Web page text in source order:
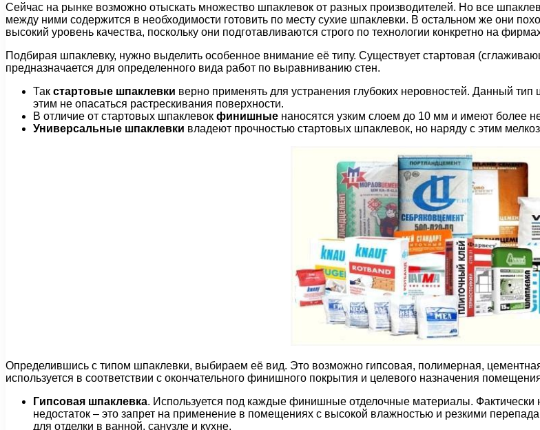
Сейчас на рынке возможно отыскать множество шпаклевок от разных производителей. Но все
между ними содержится в необходимости готовить по месту сухие шпаклевки. В остальном же они
высокий уровень качества, поскольку они подготавливаются строго по технологии конкретно на
Подбирая шпаклевку, нужно выделить особенное внимание её типу. Существует стартовая
предназначается для определенного вида работ по выравниванию стен.
Так стартовые шпаклевки верно применять для устранения глубоких неровностей. Данный
этим не опасаться растрескивания поверхности.
В отличие от стартовых шпаклевок финишные наносятся узким слоем до 10 мм и имеют более
Универсальные шпаклевки владеют прочностью стартовых шпаклевок, но наряду с этим
Определившись с типом шпаклевки, выбираем её вид. Это возможно гипсовая, полимерная,
используется в соответствии с окончательного финишного покрытия и целевого назначения
Гипсовая шпаклевка. Используется под каждые финишные отделочные материалы.
недостаток – это запрет на применение в помещениях с высокой влажностью и резкими
для отделки в ванной, санузле и кухне.